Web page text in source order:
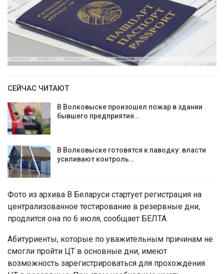
СЕЙЧАС ЧИТАЮТ
В Волковыске произошел пожар в здании
бывшего предприятия…
В Волковыске готовятся к паводку: власти
усиливают контроль…
Фото из архива В Беларуси стартует регистрация на
централизованное тестирование в резервные дни,
продлится она по 6 июля, сообщает БЕЛТА.
Абитуриенты, которые по уважительным причинам не
смогли пройти ЦТ в основные дни, имеют
возможность зарегистрироваться для прохождения